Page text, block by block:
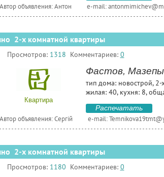
Автор объявления: Антон e-mail:
2-х комнатной квартиры
Просмотров: 1318 Комментариев: 0
Квартира
Фастов,
тип дома: новострой,
жилая: 40, кухня: 8,
Распечатать
Автор объявления: Сергій e-mail:
2-х комнатной квартиры
Просмотров: 1180 Комментариев: 0